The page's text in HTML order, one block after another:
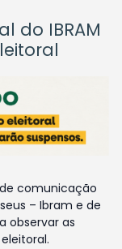
do IBRAM
comunicação
– Ibram e de
observar as